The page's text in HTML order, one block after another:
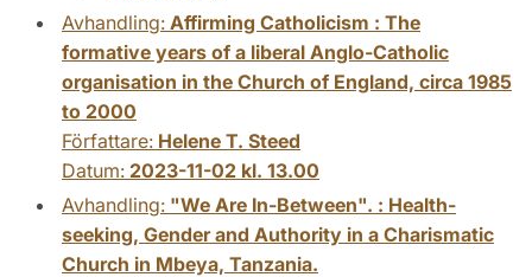
Avhandling: Affirming Catholicism : The
formative years of a liberal Anglo-Catholic
organisation in the Church of England, circa 1985
to 2000
Författare: Helene T. Steed
Datum: 2023-11-02 kl. 13.00
Avhandling: "We Are In-Between". : Health-
seeking, Gender and Authority in a Charismatic
Church in Mbeya, Tanzania.